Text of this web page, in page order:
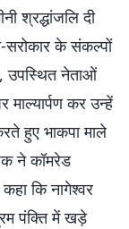
श्रद्धांजलि दी
के संकल्पों
उपस्थित नेताओं
माल्यार्पण कर उन्हें
हुए भाकपा माले
ने कॉमरेड
कि नागेश्वर
पंक्ति में खड़े